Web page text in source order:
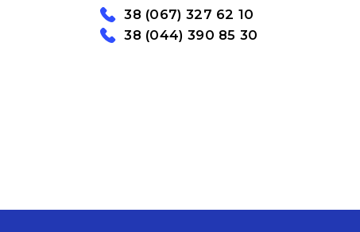
38 (067) 327 62 10
38 (044) 390 85 30